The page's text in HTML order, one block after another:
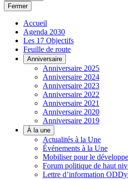
Fermer
Accueil
Agenda 2030
Les 17 Objectifs
Feuille de route
Anniversaire
Anniversaire 2025
Anniversaire 2024
Anniversaire 2023
Anniversaire 2022
Anniversaire 2021
Anniversaire 2020
Anniversaire 2019
À la une
Actualités à la Une
Événements à la Une
Mobiliser pour le
Forum politique de haut
Lettre d’information